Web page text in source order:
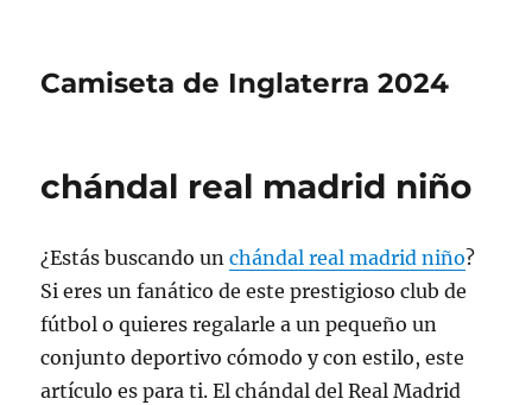
Camiseta de Inglaterra 2024
chándal real madrid niño
¿Estás buscando unchándal real madrid niño?
Si eres un fanático de este prestigioso club de
fútbol o quieres regalarle a un pequeño un
conjunto deportivo cómodo y con estilo, este
artículo es para ti. El chándal del Real Madrid